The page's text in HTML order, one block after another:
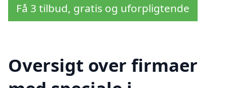
Få 3 tilbud, gratis og uforpligtende
Oversigt over firmaer